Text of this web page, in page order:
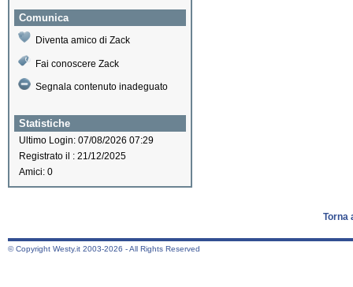
Comunica
Diventa amico di Zack
Fai conoscere Zack
Segnala contenuto inadeguato
Statistiche
Ultimo Login: 07/08/2026 07:29
Registrato il : 21/12/2025
Amici: 0
Torna
© Copyright Westy.it 2003-2026 - All Rights Reserved